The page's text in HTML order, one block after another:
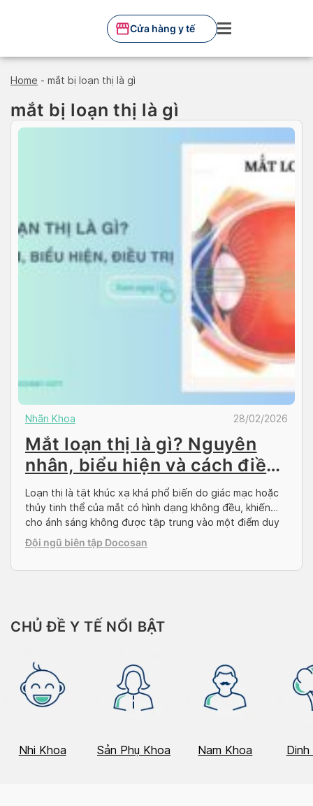
Cửa hàng y tế
Home - mắt bị loạn thị là gì
mắt bị loạn thị là gì
Nhãn Khoa 28/02/2026
Mắt loạn thị là gì? Nguyên
nhân, biểu hiện và cách điều
trị
Loạn thị là tật khúc xạ khá phổ biến do giác mạc hoặc
thủy tinh thể của mắt có hình dạng không đều, khiến
cho ánh sáng không được tập trung vào một điểm duy
nhất trên võng mạc. Điều này dẫn đến việc hình ảnh
nhìn thấy bị mờ, méo mó hoặc bị phân […]
Đội ngũ biên tập Docosan
CHỦ ĐỀ Y TẾ NỔI BẬT
Nhi Khoa Sản Phụ Khoa Nam Khoa Dinh